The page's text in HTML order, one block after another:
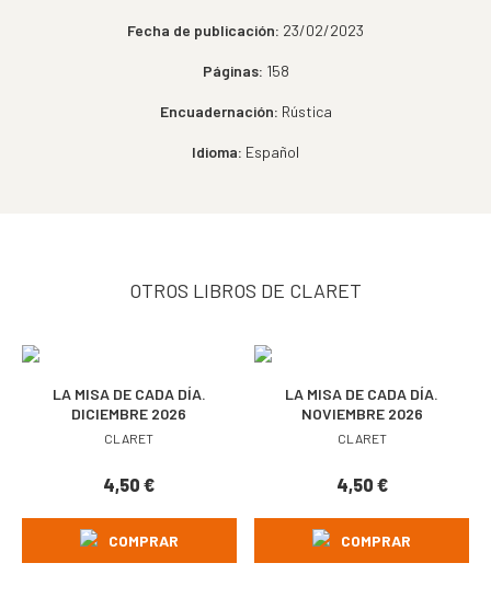
Fecha de publicación: 23/02/2023
Páginas: 158
Encuadernación: Rústica
Idioma: Español
OTROS LIBROS DE CLARET
LA MISA DE CADA DÍA.
DICIEMBRE 2026
CLARET
4,50€
COMPRAR
LA MISA DE CADA DÍA.
NOVIEMBRE 2026
CLARET
4,50 €
COMPRAR